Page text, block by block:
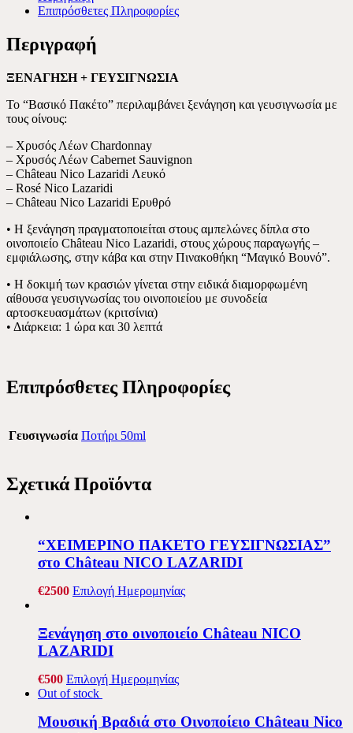
LAZARIDI
ποσότητα
Επιπρόσθετες Πληροφορίες
Περιγραφή
ΞΕΝΑΓΗΣΗ + ΓΕΥΣΙΓΝΩΣΙΑ
To “Βασικό Πακέτο” περιλαμβάνει ξενάγηση και γευσιγνωσία με
τους οίνους:
– Χρυσός Λέων Chardonnay
– Χρυσός Λέων Cabernet Sauvignon
– Château Nico Lazaridi Λευκό
– Rosé Nico Lazaridi
– Château Nico Lazaridi Ερυθρό
• Η ξενάγηση πραγματοποιείται στους αμπελώνες δίπλα στο
οινοποιείο Château Nico Lazaridi, στους χώρους παραγωγής –
εμφιάλωσης, στην κάβα και στην Πινακοθήκη “Μαγικό Βουνό”.
• Η δοκιμή των κρασιών γίνεται στην ειδικά διαμορφωμένη
αίθουσα γευσιγνωσίας του οινοποιείου με συνοδεία
αρτοσκευασμάτων (κριτσίνια)
• Διάρκεια: 1 ώρα και 30 λεπτά
Επιπρόσθετες Πληροφορίες
Γευσιγνωσία Ποτήρι 50ml
Σχετικά Προϊόντα
“ΧΕΙΜΕΡΙΝΟ ΠΑΚΕΤΟ ΓΕΥΣΙΓΝΩΣΙΑΣ”
στο Château NICO LAZARIDI
€2500 Επιλογή Ημερομηνίας
Ξενάγηση στο οινοποιείο Château NICO
LAZARIDI
€500 Επιλογή Ημερομηνίας
Out of stock
Μουσική Βραδιά στο Οινοποίειο Château Nico